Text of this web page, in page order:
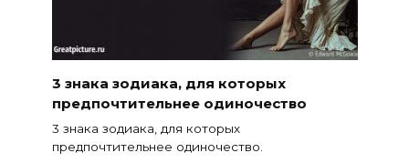
3 знака зодиака, для которых
предпочтительнее одиночество
3 знака зодиака, для которых
предпочтительнее одиночество.